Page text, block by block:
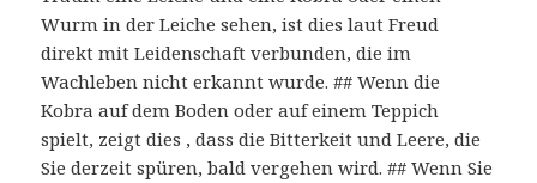
Wurm in der Leiche sehen, ist dies laut Freud
direkt mit Leidenschaft verbunden, die im
Wachleben nicht erkannt wurde. ## Wenn die
Kobra auf dem Boden oder auf einem Teppich
spielt, zeigt dies , dass die Bitterkeit und Leere, die
Sie derzeit spüren, bald vergehen wird. ## Wenn Sie